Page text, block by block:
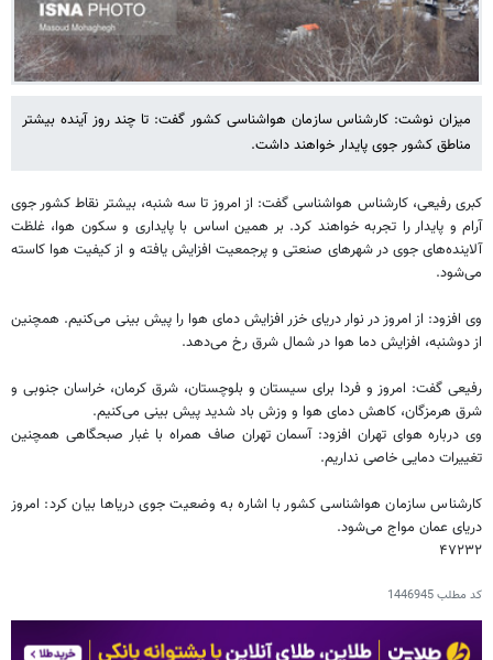
میزان نوشت: کارشناس سازمان هواشناسی کشور گفت: تا چند روز آینده بیشتر
مناطق کشور جوی پایدار خواهند داشت.
کبری رفیعی، کارشناس هواشناسی گفت: از امروز تا سه شنبه، بیشتر نقاط کشور جوی
آرام و پایدار را تجربه خواهند کرد. بر همین اساس با پایداری و سکون هوا، غلظت
آلاینده‌های جوی در شهرهای صنعتی و پرجمعیت افزایش یافته و از کیفیت هوا کاسته
می‌شود.
وی افزود: از امروز در نوار دریای خزر افزایش دمای هوا را پیش بینی می‌کنیم. همچنین
از دوشنبه، افزایش دما هوا در شمال شرق رخ می‌دهد.
رفیعی گفت: امروز و فردا برای سیستان و بلوچستان، شرق کرمان، خراسان جنوبی و
شرق هرمزگان، کاهش دمای هوا و وزش باد شدید پیش بینی می‌کنیم.
وی درباره هوای تهران افزود: آسمان تهران صاف همراه با غبار صبحگاهی همچنین
تغییرات دمایی خاصی نداریم.
کارشناس سازمان هواشناسی کشور با اشاره به وضعیت جوی دریاها بیان کرد: امروز
دریای عمان مواج می‌شود.
۴۷۲۳۲
کد مطلب1446945